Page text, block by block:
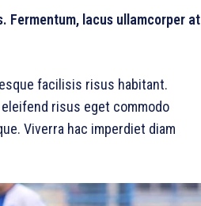
Fermentum, lacus ullamcorper at
facilisis risus habitant.
risus eget commodo
Viverra hac imperdiet diam